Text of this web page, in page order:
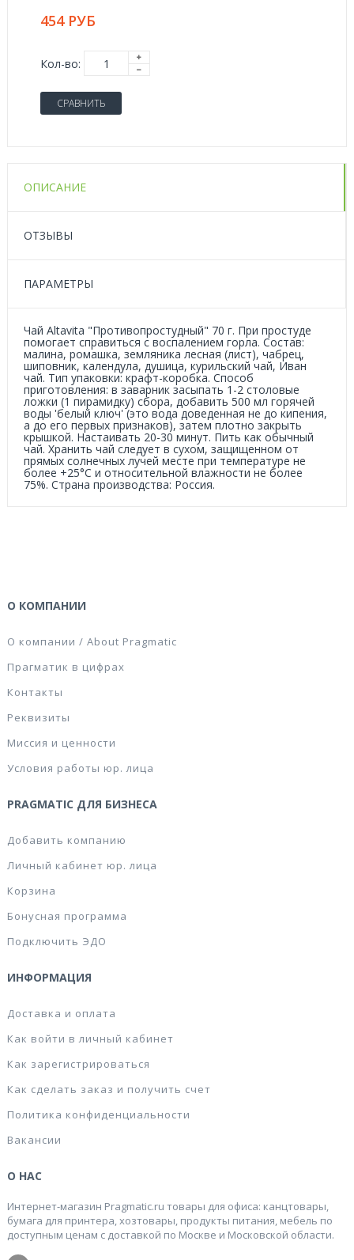
454 РУБ
Кол-во:
СРАВНИТЬ
ОПИСАНИЕ
ОТЗЫВЫ
ПАРАМЕТРЫ
Чай Altavita "Противопростудный" 70 г. При простуде
помогает справиться с воспалением горла. Состав:
малина, ромашка, земляника лесная (лист), чабрец,
шиповник, календула, душица, курильский чай, Иван
чай. Тип упаковки: крафт-коробка. Способ
приготовления: в заварник засыпать 1-2 столовые
ложки (1 пирамидку) сбора, добавить 500 мл горячей
воды 'белый ключ' (это вода доведенная не до кипения,
а до его первых признаков), затем плотно закрыть
крышкой. Настаивать 20-30 минут. Пить как обычный
чай. Хранить чай следует в сухом, защищенном от
прямых солнечных лучей месте при температуре не
более +25°C и относительной влажности не более
75%. Страна производства: Россия.
О КОМПАНИИ
О компании / About Pragmatic
Прагматик в цифрах
Контакты
Реквизиты
Миссия и ценности
Условия работы юр. лица
PRAGMATIC ДЛЯ БИЗНЕСА
Добавить компанию
Личный кабинет юр. лица
Корзина
Бонусная программа
Подключить ЭДО
ИНФОРМАЦИЯ
Доставка и оплата
Как войти в личный кабинет
Как зарегистрироваться
Как сделать заказ и получить счет
Политика конфиденциальности
Вакансии
О НАС
Интернет-магазин Pragmatic.ru товары для офиса: канцтовары,
бумага для принтера, хозтовары, продукты питания, мебель по
доступным ценам с доставкой по Москве и Московской области.